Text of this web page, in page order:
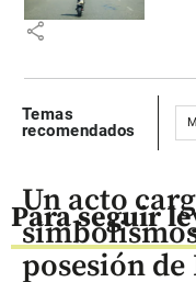
share
Temas
recomendados
Para seguir
Un acto
posesión